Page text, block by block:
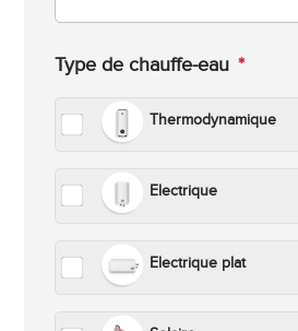
Type de chauffe-eau *
Thermodynamique
Electrique
Electrique plat